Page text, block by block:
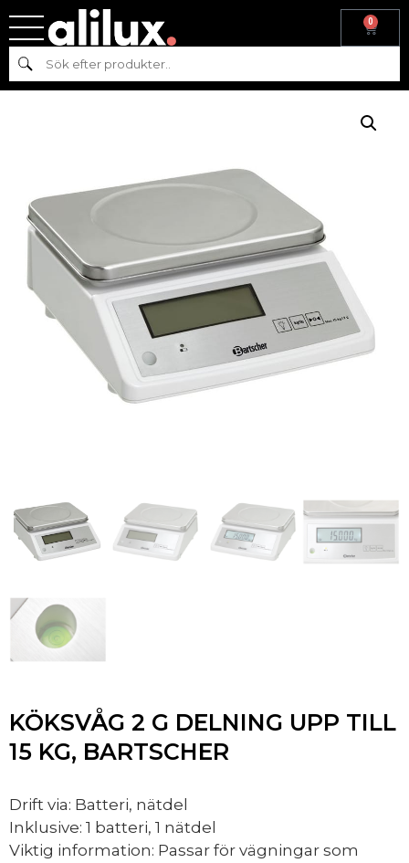
0
Sök
Hem
TILL 15 KG, BARTSCHER
KÖKSVÅG 2 G DELNING UPP TILL
15 KG, BARTSCHER
Drift via: Batteri, nätdel
Inklusive: 1 batteri, 1 nätdel
Viktig information: Passar för vägningar som